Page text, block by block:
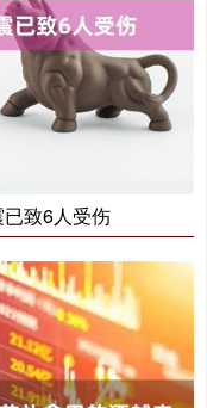
致6人受伤